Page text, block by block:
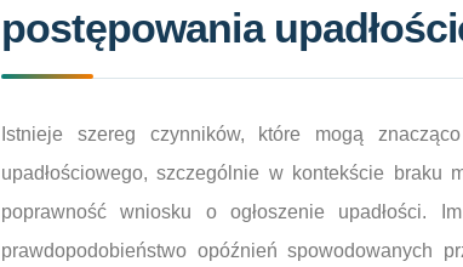
postępowania
Istnieje szereg czynników, które mogą
upadłościowego, szczególnie w kontekście braku
poprawność wniosku o ogłoszenie upadłości.
prawdopodobieństwo opóźnień spowodowanych